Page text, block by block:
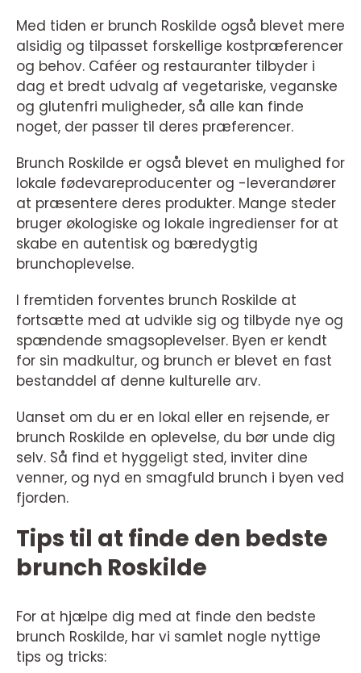
Med tiden er brunch Roskilde også blevet mere
alsidig og tilpasset forskellige kostpræferencer
og behov. Caféer og restauranter tilbyder i
dag et bredt udvalg af vegetariske, veganske
og glutenfri muligheder, så alle kan finde
noget, der passer til deres præferencer.
Brunch Roskilde er også blevet en mulighed for
lokale fødevareproducenter og -leverandører
at præsentere deres produkter. Mange steder
bruger økologiske og lokale ingredienser for at
skabe en autentisk og bæredygtig
brunchoplevelse.
I fremtiden forventes brunch Roskilde at
fortsætte med at udvikle sig og tilbyde nye og
spændende smagsoplevelser. Byen er kendt
for sin madkultur, og brunch er blevet en fast
bestanddel af denne kulturelle arv.
Uanset om du er en lokal eller en rejsende, er
brunch Roskilde en oplevelse, du bør unde dig
selv. Så find et hyggeligt sted, inviter dine
venner, og nyd en smagfuld brunch i byen ved
fjorden.
Tips til at finde den bedste
brunch Roskilde
For at hjælpe dig med at finde den bedste
brunch Roskilde, har vi samlet nogle nyttige
tips og tricks: